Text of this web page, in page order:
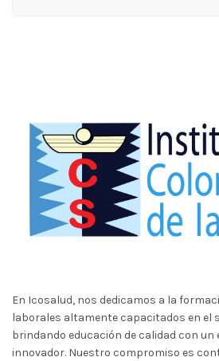
En Icosalud, nos dedicamos a la
laborales altamente capacitados en el
brindando educación de calidad con un
innovador. Nuestro compromiso es